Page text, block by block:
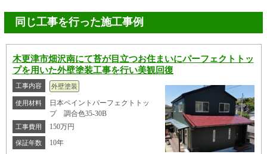
同じ工事を行った施工事例
木更津市畑沢南にて苔が目立つお住まいにパーフェクトトッ
プを用いた外壁塗装工事を行い美観回復
工事内容 外壁塗装
使用材料
日本ペイントパーフェクトトッ
プ 調合色35-30B
工事費用 150万円
保証年数 10年